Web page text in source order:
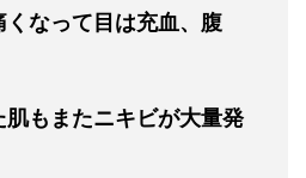
くなって目は充血、腹
もまたニキビが大量発